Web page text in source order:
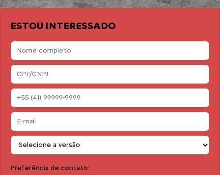
ESTOU INTERESSADO
Preferência de contato: